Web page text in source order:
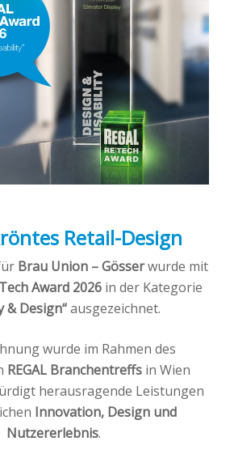
Retail-Design
Brau Union – Gösserwurde mit
Award 2026 in der Kategorie
& Design“ausgezeichnet.
wurde im Rahmen des
REGAL Branchentreffs in Wien
herausragende Leistungen
Innovation, Design und
Nutzererlebnis.